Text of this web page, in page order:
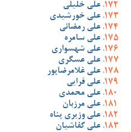
علی خلیلی
علی خورشیدی
علی رمضانی
علی سامره
علی شهسواری
علی عسگری
علی غلامرضاپور
علی قرایی
علی محمدی
علی مرزبان
علی وزیری پناه
علی کفاشیان